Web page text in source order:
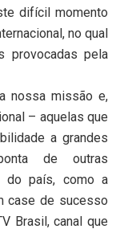
difícil momento
no qual
provocadas pela
nossa missão e,
– aquelas que
a grandes
de outras
do país, como a
case de sucesso
Brasil, canal que